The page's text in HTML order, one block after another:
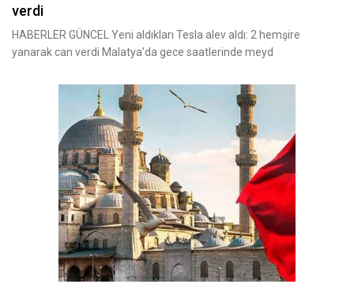
verdi
HABERLER GÜNCEL Yeni aldıkları Tesla alev aldı: 2 hemşire
yanarak can verdi Malatya'da gece saatlerinde meyd